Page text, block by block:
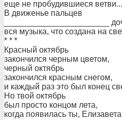
еще не пробудившиеся ветви...
В движенье пальцев
_______________________
вся музыка, что создана на
* * *
Красный октябрь
закончился черным цветом,
черный октябрь
закончился красным снегом,
и каждый раз это был конец
Но твой октябрь
был просто концом лета,
когда появилась ты,